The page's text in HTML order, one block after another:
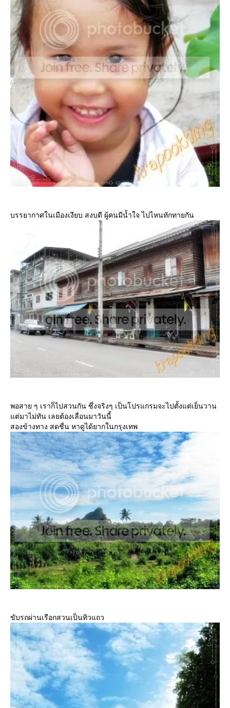
บรรยากาศในเมืองเงียบ สงบดี ผู้คนมีน้ำใจ ไปไหนทักทายกัน
พอสาย ๆ เราก็ไปสวนกัน ซึ่งจริงๆ เป็นโปรแกรมจะไปตั้งแต่เย็นวาน
ต่มาไม่ทัน เลยต้องเลื่อนมาวันนี้
สองข้างทาง สดชื่น หาดูได้ยากในกรุงเทพ
ขับรถผ่านเรือกสวนเป็นทิวแถว